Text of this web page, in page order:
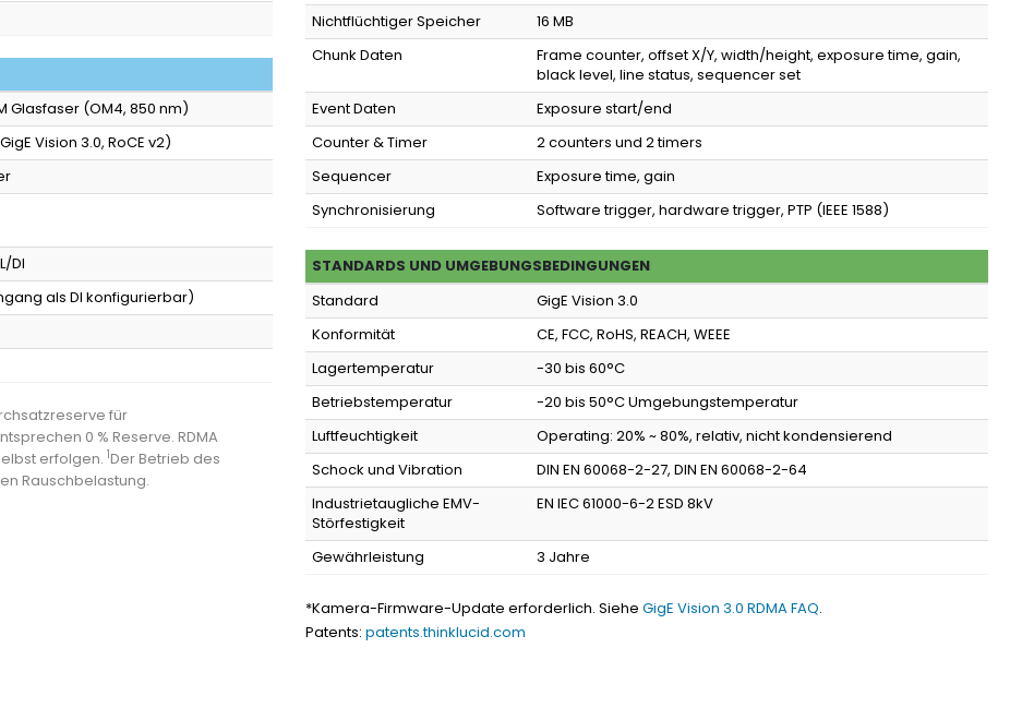
Glasfaser (OM4, 850 nm)
Vision 3.0, RoCE v2)
DI
als DI konfigurierbar)
für
0 % Reserve. RDMA
erfolgen. 1Der Betrieb des
Rauschbelastung.
Nichtflüchtiger Speicher
16 MB
Chunk Daten
Frame counter, offset X/Y, width/height, exposure time, gain,
black level, line status, sequencer set
Event Daten
Exposure start/end
Counter & Timer
2 counters und 2 timers
Sequencer
Exposure time, gain
Synchronisierung
Software trigger, hardware trigger, PTP (IEEE 1588)
STANDARDS UND UMGEBUNGSBEDINGUNGEN
Standard
GigE Vision 3.0
Konformität
CE, FCC, RoHS, REACH, WEEE
Lagertemperatur
-30 bis 60°C
Betriebstemperatur
-20 bis 50°C Umgebungstemperatur
Luftfeuchtigkeit
Operating: 20% ~ 80%, relativ, nicht kondensierend
Schock und Vibration
DIN EN 60068-2-27, DIN EN 60068-2-64
Industrietaugliche EMV-
Störfestigkeit
EN IEC 61000-6-2 ESD 8kV
Gewährleistung 3 Jahre
*Kamera-Firmware-Update erforderlich. Siehe GigE Vision 3.0 RDMA FAQ.
Patents: patents.thinklucid.com